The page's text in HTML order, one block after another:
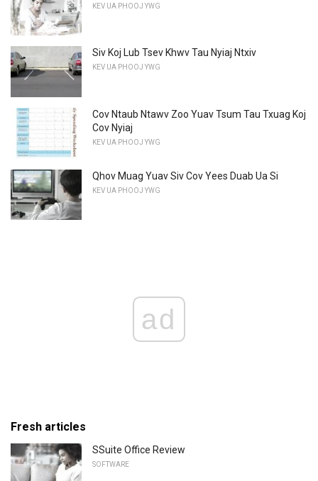
KEV UA PHOOJ YWG
Siv Koj Lub Tsev Khwv Tau Nyiaj Ntxiv
KEV UA PHOOJ YWG
Cov Ntaub Ntawv Zoo Yuav Tsum Tau Txuag Koj
Cov Nyiaj
KEV UA PHOOJ YWG
Qhov Muag Yuav Siv Cov Yees Duab Ua Si
KEV UA PHOOJ YWG
ad
Fresh articles
SSuite Office Review
SOFTWARE